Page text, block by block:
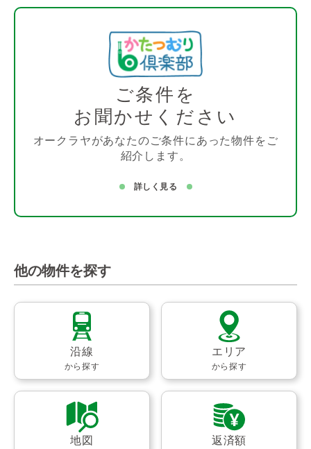
ご条件を
お聞かせください
オークラヤがあなたのご条件にあった物件をご
紹介します。
詳しく見る
他の物件を探す
沿線
から探す
エリア
から探す
地図 返済額